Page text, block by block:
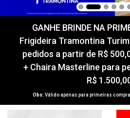
GANHE BRINDE NA
Frigideira Tramontina
pedidos a partir de R$
+ Chaira Masterline para
R$
Obs: Válido apenas para primeiras